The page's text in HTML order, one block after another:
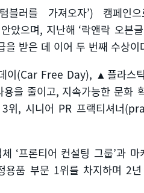
텀블러를 가져오자’) 캠페인으
았으며, 지난해 ‘락앤락 오븐
을 받은 데 이어 두 번째 수상이
이(Car Free Day), ▲ 플라스
을 줄이고, 지속가능한 문화
3위, 시니어 PR 프랙티셔너
‘프론티어 컨설팅 그룹’과 마
용품 부문 1위를 차지하며 2